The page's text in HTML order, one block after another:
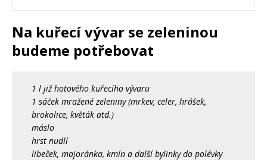
Na kuřecí vývar se zeleninou
budeme potřebovat
1 l již hotového kuřecího vývaru
1 sáček mražené zeleniny (mrkev, celer, hrášek,
brokolice, květák atd.)
máslo
hrst nudlí
libeček, majoránka, kmín a další bylinky do polévky